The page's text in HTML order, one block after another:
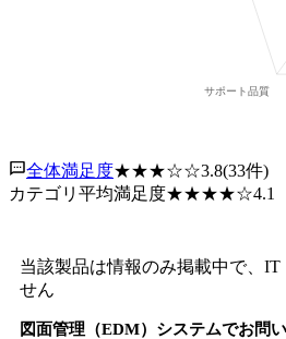
全体満足度★★★☆☆3.8(33件)
カテゴリ平均満足度★★★★☆4.1
当該製品は情報のみ掲載中で、
せん
図面管理（EDM）システムでお問